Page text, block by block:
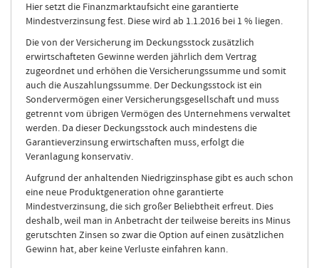
Hier setzt die Finanzmarktaufsicht eine garantierte
Mindestverzinsung fest. Diese wird ab 1.1.2016 bei 1 % liegen.
Die von der Versicherung im Deckungsstock zusätzlich
erwirtschafteten Gewinne werden jährlich dem Vertrag
zugeordnet und erhöhen die Versicherungssumme und somit
auch die Auszahlungssumme. Der Deckungsstock ist ein
Sondervermögen einer Versicherungsgesellschaft und muss
getrennt vom übrigen Vermögen des Unternehmens verwaltet
werden. Da dieser Deckungsstock auch mindestens die
Garantieverzinsung erwirtschaften muss, erfolgt die
Veranlagung konservativ.
Aufgrund der anhaltenden Niedrigzinsphase gibt es auch schon
eine neue Produktgeneration ohne garantierte
Mindestverzinsung, die sich großer Beliebtheit erfreut. Dies
deshalb, weil man in Anbetracht der teilweise bereits ins Minus
gerutschten Zinsen so zwar die Option auf einen zusätzlichen
Gewinn hat, aber keine Verluste einfahren kann.